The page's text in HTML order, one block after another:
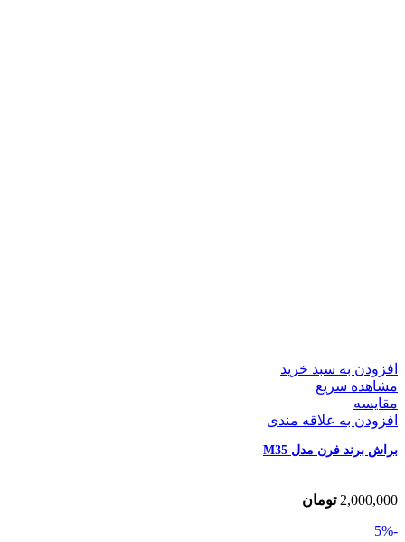
افزودن به سبد خرید
مشاهده سریع
مقایسه
افزودن به علاقه مندی
براش برند فرن مدل M35
2,000,000 تومان
-5%